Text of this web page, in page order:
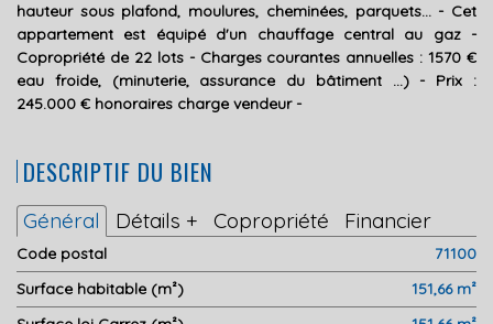
hauteur sous plafond, moulures, cheminées, parquets... - Cet
appartement est équipé d'un chauffage central au gaz -
Copropriété de 22 lots - Charges courantes annuelles : 1570 €
eau froide, (minuterie, assurance du bâtiment ...) - Prix :
245.000 € honoraires charge vendeur -
DESCRIPTIF DU BIEN
Général Détails + Copropriété Financier
Code postal
71100
Surface habitable (m²)
151,66 m²